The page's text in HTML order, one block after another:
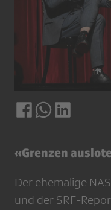
«Grenzen
Der ehemalige
und der SRF-